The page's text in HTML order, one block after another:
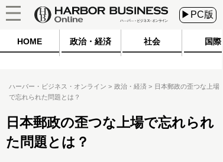
▶PC版
HOME 政治・経済 社会 国際
ハーバー・ビジネス・オンライン 政治・経済
日本郵政の歪つな上場
で忘れられた問題とは？
日本郵政の歪つな上場で忘れられ
た問題とは？